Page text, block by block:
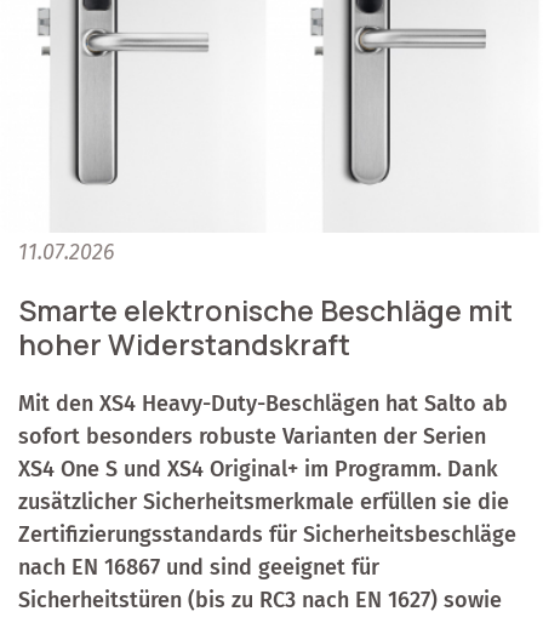
11.07.2026
Smarte elektronische Beschläge mit
hoher Widerstandskraft
Mit den XS4 Heavy-Duty-Beschlägen hat Salto ab
sofort besonders robuste Varianten der Serien
XS4 One S und XS4 Original+ im Programm. Dank
zusätzlicher Sicherheitsmerkmale erfüllen sie die
Zertifizierungsstandards für Sicherheitsbeschläge
nach EN 16867 und sind geeignet für
Sicherheitstüren (bis zu RC3 nach EN 1627) sowie